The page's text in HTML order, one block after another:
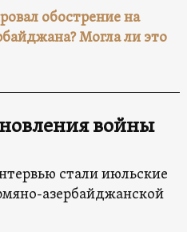
обострение на
Могла ли это
войны
стали июльские
азербайджанской